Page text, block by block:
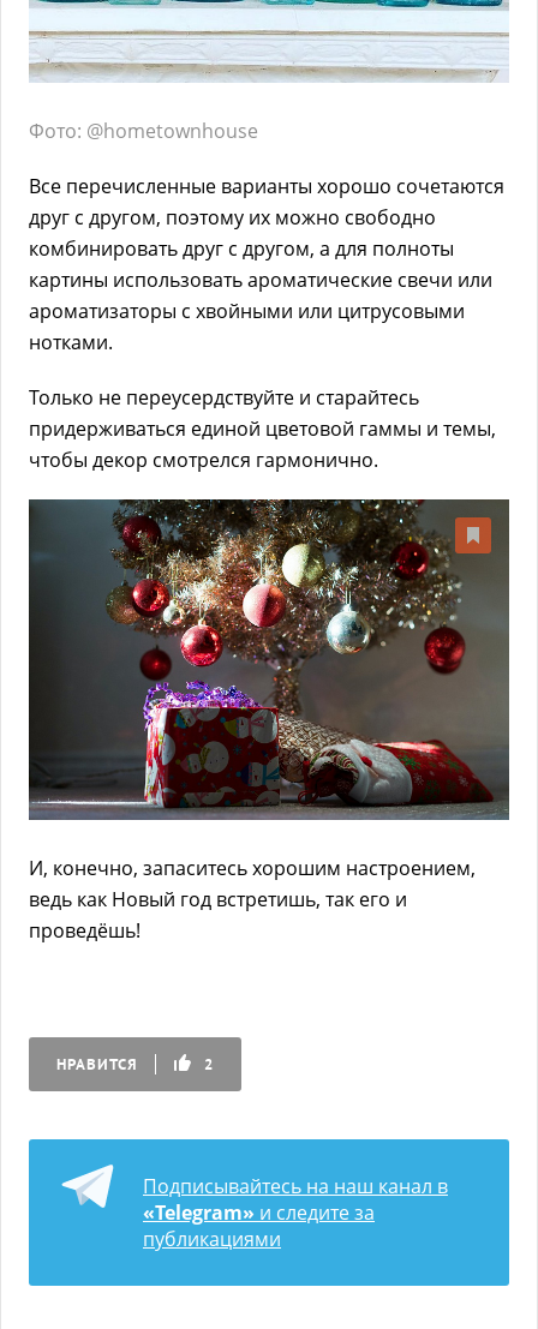
Фото: @hometownhouse
Все перечисленные варианты хорошо сочетаются
друг с другом, поэтому их можно свободно
комбинировать друг с другом, а для полноты
картины использовать ароматические свечи или
ароматизаторы с хвойными или цитрусовыми
нотками.
Только не переусердствуйте и старайтесь
придерживаться единой цветовой гаммы и темы,
чтобы декор смотрелся гармонично.
И, конечно, запаситесь хорошим настроением,
ведь как Новый год встретишь, так его и
проведёшь!
НРАВИТСЯ 2
Подписывайтесь на наш канал в
«Telegram» и следите за
публикациями